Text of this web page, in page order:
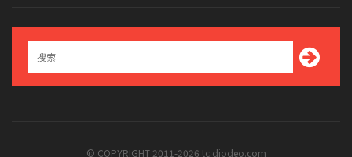
© COPYRIGHT 2011-2026 tc.diodeo.com